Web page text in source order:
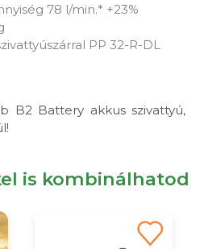
78 l/min.* +23%
PP 32-R-DL
B2 Battery akkus szivattyú,
is kombinálhatod